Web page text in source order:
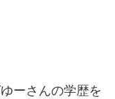
ーさんの学歴を